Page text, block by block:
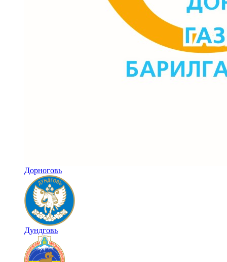
Дорноговь
Дундговь